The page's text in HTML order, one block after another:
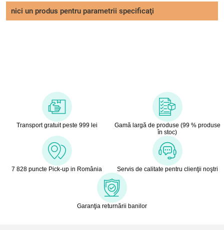
nici un produs pentru parametrii specificaţi
Transport gratuit peste 999 lei
Gamă largă de produse (99 % produse
în stoc)
7 828 puncte Pick-up in România Servis de calitate pentru clienţii noştri
Garanţia returnării banilor